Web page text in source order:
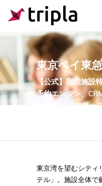
東京ベイ東
【公式】宿泊施設
予約エンジン、
東京ベイ東急ホ
東京湾を望むシティ
テル」。施設全体で